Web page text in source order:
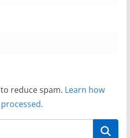
reduce spam. Learn how